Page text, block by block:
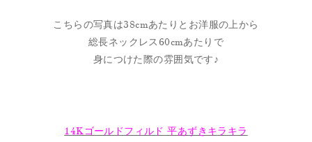
こちらの写真は38cmあたりとお洋服の上から
総長ネックレス60cmあたりで
身につけた際の雰囲気です♪
14Kゴールドフィルド 平あずきキラキラ